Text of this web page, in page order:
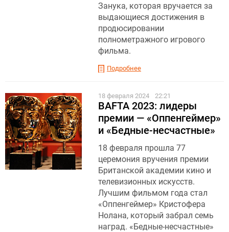
Занука, которая вручается за
выдающиеся достижения в
продюсировании
полнометражного игрового
фильма.
Подробнее
18 февраля 2024 22:21
BAFTA 2023: лидеры
премии — «Оппенгеймер»
и «Бедные-несчастные»
18 февраля прошла 77
церемония вручения премии
Британской академии кино и
телевизионных искусств.
Лучшим фильмом года стал
«Оппенгеймер» Кристофера
Нолана, который забрал семь
наград. «Бедные-несчастные»